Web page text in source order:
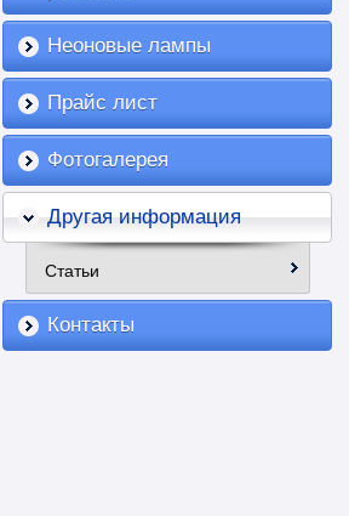
Неоновые лампы
Прайс лист
Фотогалерея
Другая информация
Статьи
Контакты